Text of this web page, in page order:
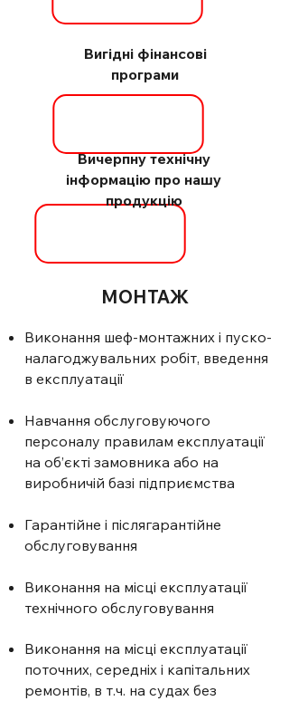
Вигідні фінансові
програми
Вичерпну технічну
інформацію про нашу
продукцію
МОНТАЖ
Виконання шеф-монтажних і пуско-
налагоджувальних робіт, введення
в експлуатації
Навчання обслуговуючого
персоналу правилам експлуатації
на об’єкті замовника або на
виробничій базі підприємства
Гарантійне і післягарантійне
обслуговування
Виконання на місці експлуатації
технічного обслуговування
Виконання на місці експлуатації
поточних, середніх і капітальних
ремонтів, в т.ч. на судах без